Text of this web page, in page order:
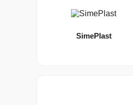
SimePlast